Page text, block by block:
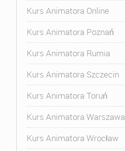
Kurs Animatora Online
Kurs Animatora Poznań
Kurs Animatora Rumia
Kurs Animatora Szczecin
Kurs Animatora Toruń
Kurs Animatora Warszawa
Kurs Animatora Wrocław